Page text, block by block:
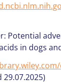
Potential
in dogs
29.07.2025)